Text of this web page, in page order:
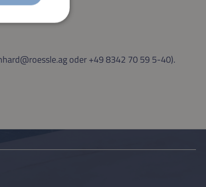
oder +49 8342 70 59 5-40).